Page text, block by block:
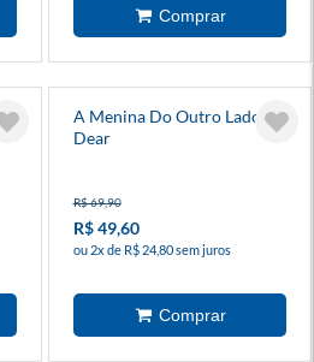
A Menina Do Outro Lado -
Dear
R$ 69,90
R$ 49,60
ou 2x de R$ 24,80 sem juros